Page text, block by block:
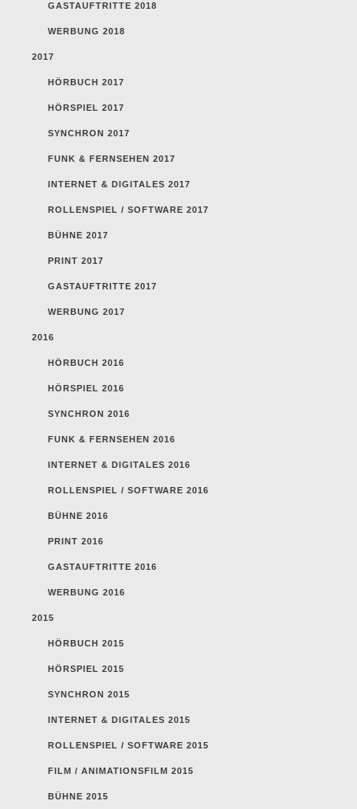
GASTAUFTRITTE 2018
WERBUNG 2018
2017
HÖRBUCH 2017
HÖRSPIEL 2017
SYNCHRON 2017
FUNK & FERNSEHEN 2017
INTERNET & DIGITALES 2017
ROLLENSPIEL / SOFTWARE 2017
BÜHNE 2017
PRINT 2017
GASTAUFTRITTE 2017
WERBUNG 2017
2016
HÖRBUCH 2016
HÖRSPIEL 2016
SYNCHRON 2016
FUNK & FERNSEHEN 2016
INTERNET & DIGITALES 2016
ROLLENSPIEL / SOFTWARE 2016
BÜHNE 2016
PRINT 2016
GASTAUFTRITTE 2016
WERBUNG 2016
2015
HÖRBUCH 2015
HÖRSPIEL 2015
SYNCHRON 2015
INTERNET & DIGITALES 2015
ROLLENSPIEL / SOFTWARE 2015
FILM / ANIMATIONSFILM 2015
BÜHNE 2015